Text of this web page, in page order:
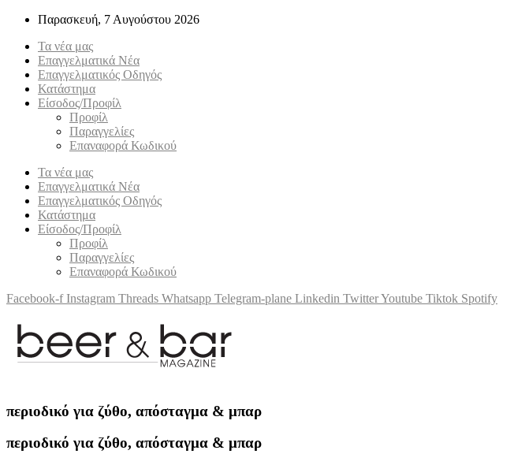
Παρασκευή, 7 Αυγούστου 2026
Τα νέα μας
Επαγγελματικά Νέα
Επαγγελματικός Οδηγός
Κατάστημα
Είσοδος/Προφίλ
Προφίλ
Παραγγελίες
Επαναφορά Κωδικού
Τα νέα μας
Επαγγελματικά Νέα
Επαγγελματικός Οδηγός
Κατάστημα
Είσοδος/Προφίλ
Προφίλ
Παραγγελίες
Επαναφορά Κωδικού
Facebook-f Instagram Threads Whatsapp Telegram-plane Linkedin TwitterYoutube Tiktok Spotify
περιοδικό για ζύθο, απόσταγμα & μπαρ
περιοδικό για ζύθο, απόσταγμα & μπαρ